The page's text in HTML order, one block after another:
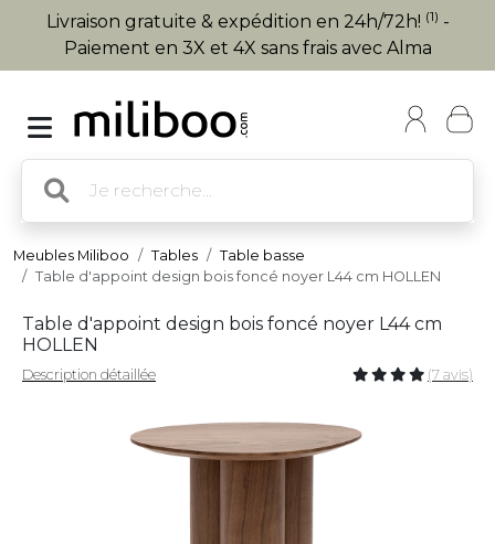
Livraison gratuite & expédition en 24h/72h! (1) -
Paiement en 3X et 4X sans frais avec Alma
Meubles Miliboo Tables
Table basse
Table d'appoint design bois foncé noyer L44 cm HOLLEN
Table d'appoint design bois foncé noyer L44 cm
HOLLEN
Description détaillée (7 avis)